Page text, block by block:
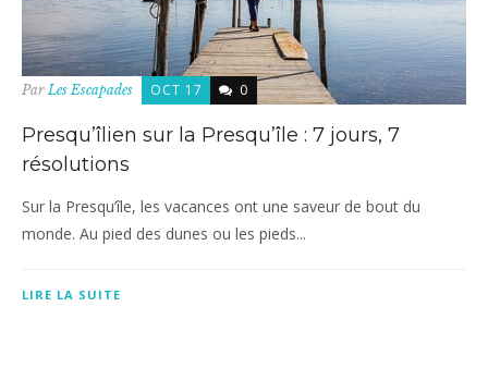
ParLes Escapades OCT 17 0
Presqu’îlien sur la Presqu’île : 7 jours, 7
résolutions
Sur la Presqu’île, les vacances ont une saveur de bout du
monde. Au pied des dunes ou les pieds...
LIRE LA SUITE